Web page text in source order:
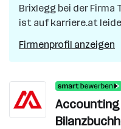
Brixlegg bei der Firma
ist auf karriere.at
Firmenprofil anzeigen
Accounting